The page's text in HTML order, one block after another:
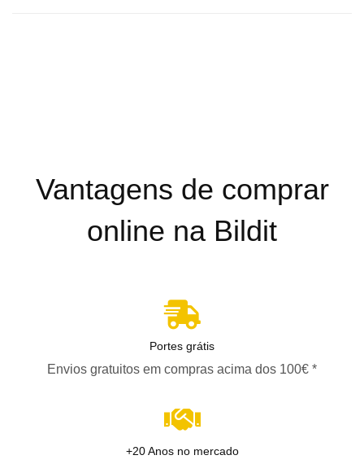
Vantagens de comprar
online na Bildit
Portes grátis
Envios gratuitos em compras acima dos 100€ *
+20 Anos no mercado